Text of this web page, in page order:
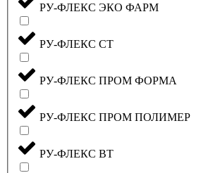
РУ-ФЛЕКС ЭКО ФАРМ
РУ-ФЛЕКС СТ
РУ-ФЛЕКС ПРОМ ФОРМА
РУ-ФЛЕКС ПРОМ ПОЛИМЕР
РУ-ФЛЕКС ВТ